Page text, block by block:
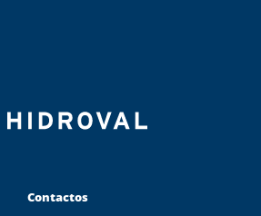
Contactos